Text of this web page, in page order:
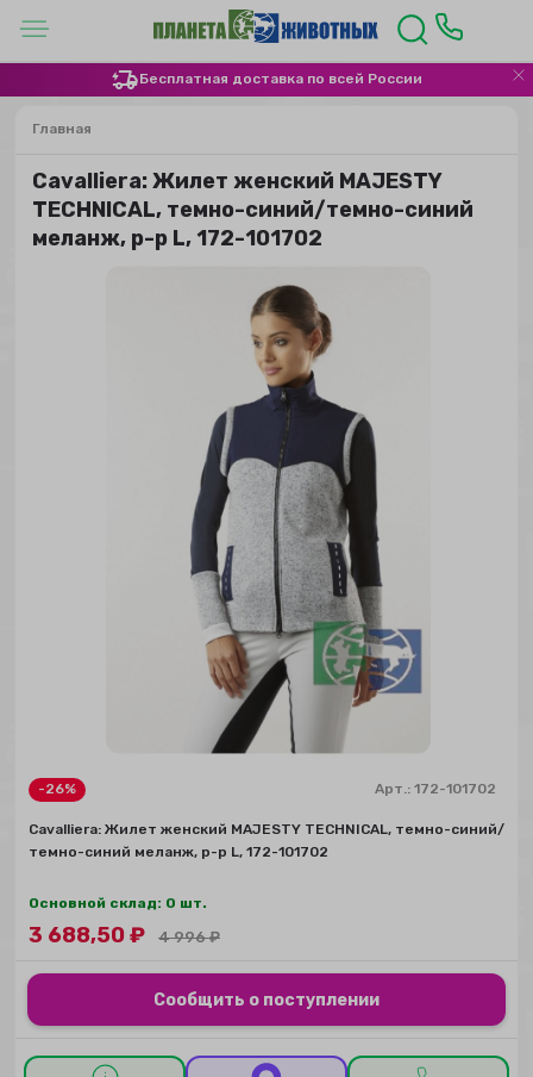
Бесплатная доставка по всей России
Главная
Сavalliera: Жилет женский MAJESTY
TECHNICAL, темно-синий/темно-синий
меланж, р-р L, 172-101702
-26% Арт.:172-101702
Сavalliera: Жилет женский MAJESTY TECHNICAL, темно-синий/
темно-синий меланж, р-р L, 172-101702
Основной склад: 0 шт.
3 688,50₽ 4 996₽
Сообщить о поступлении